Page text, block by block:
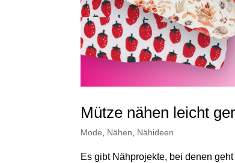
Mütze nähen leicht
Mode Nähen Nähideen
Es gibt Nähprojekte, bei denen